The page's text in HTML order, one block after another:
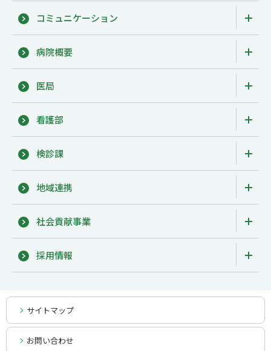
コミュニケーション
病院概要
医局
看護部
検診課
地域連携
社会貢献事業
採用情報
サイトマップ
お問い合わせ